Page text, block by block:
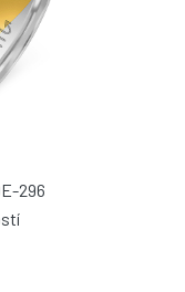
296